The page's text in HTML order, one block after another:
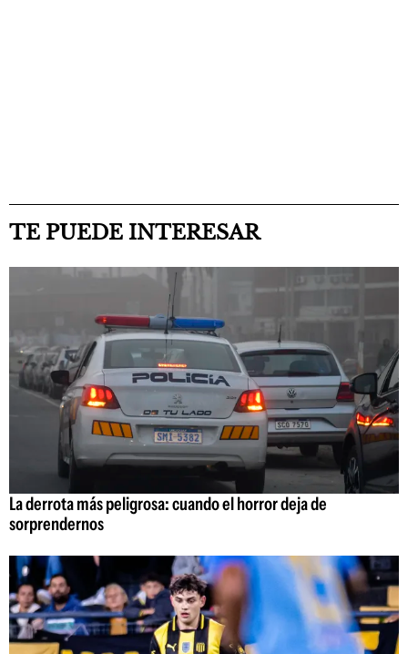
TE PUEDE INTERESAR
La derrota más peligrosa: cuando el horror deja de
sorprendernos